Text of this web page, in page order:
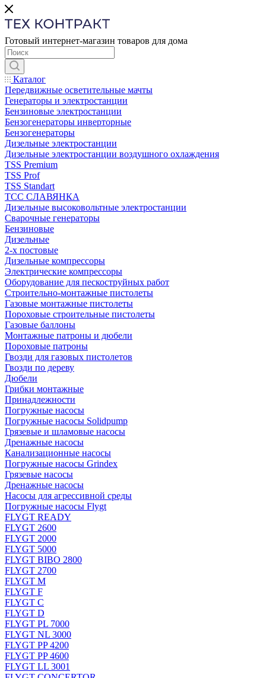
Готовый интернет-магазин товаров для дома
Каталог
Передвижные осветительные мачты
Генераторы и электростанции
Бензиновые электростанции
Бензогенераторы инверторные
Бензогенераторы
Дизельные электростанции
Дизельные электростанции воздушного охлаждения
TSS Premium
TSS Prof
TSS Standart
ТСС СЛАВЯНКА
Дизельные высоковольтные электростанции
Сварочные генераторы
Бензиновые
Дизельные
2-х постовые
Дизельные компрессоры
Электрические компрессоры
Оборудование для пескоструйных работ
Строительно-монтажные пистолеты
Газовые монтажные пистолеты
Пороховые строительные пистолеты
Газовые баллоны
Монтажные патроны и дюбели
Пороховые патроны
Гвозди для газовых пистолетов
Гвозди по дереву
Дюбели
Грибки монтажные
Принадлежности
Погружные насосы
Погружные насосы Solidpump
Грязевые и шламовые насосы
Дренажные насосы
Канализационные насосы
Погружные насосы Grindex
Грязевые насосы
Дренажные насосы
Насосы для агрессивной среды
Погружные насосы Flygt
FLYGT READY
FLYGT 2600
FLYGT 2000
FLYGT 5000
FLYGT BIBO 2800
FLYGT 2700
FLYGT M
FLYGT F
FLYGT C
FLYGT D
FLYGT PL 7000
FLYGT NL 3000
FLYGT PP 4200
FLYGT PP 4600
FLYGT LL 3001